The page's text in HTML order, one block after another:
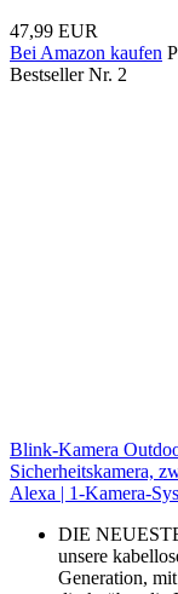
47,99 EUR
Bei Amazon kaufen
Bestseller Nr. 2
Blink-Kamera
Sicherheitskamera,
Alexa | 1-Kamera-
DIE
unsere
Generation,